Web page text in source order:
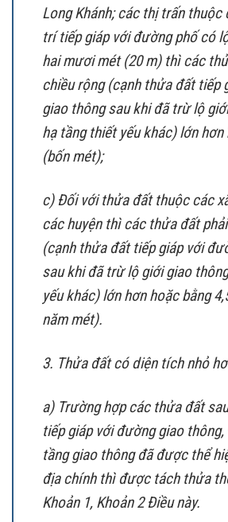
Long Khánh; các thị trấn thuộc
trí tiếp giáp với đường phố có
hai mươi mét (20 m) thì các
chiều rộng (cạnh thửa đất tiếp
giao thông sau khi đã trừ lộ
hạ tầng thiết yếu khác) lớn hơn
(bốn mét);
c) Đối với thửa đất thuộc các
các huyện thì các thửa đất
(cạnh thửa đất tiếp giáp với
sau khi đã trừ lộ giới giao
yếu khác) lớn hơn hoặc bằng
năm mét).
3. Thửa đất có diện tích nhỏ
a) Trường hợp các thửa đất
tiếp giáp với đường giao thông,
tầng giao thông đã được thể
địa chính thì được tách thửa
Khoản 1, Khoản 2 Điều này.